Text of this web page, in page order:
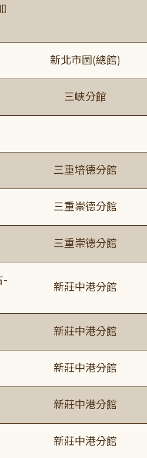
新北市圖(總館)
三峽分館
三重培德分館
三重崇德分館
三重崇德分館
-
新莊中港分館
新莊中港分館
新莊中港分館
新莊中港分館
新莊中港分館